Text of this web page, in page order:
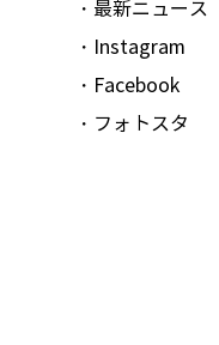
・最新ニュース
・Instagram
・Facebook
・フォトスタ